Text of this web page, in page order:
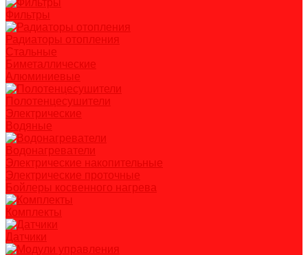
Фильтры
Радиаторы отопления
Стальные
Биметаллические
Алюминиевые
Полотенцесушители
Электрические
Водяные
Водонагреватели
Электрические накопительные
Электрические проточные
Бойлеры косвенного нагрева
Комплекты
Датчики